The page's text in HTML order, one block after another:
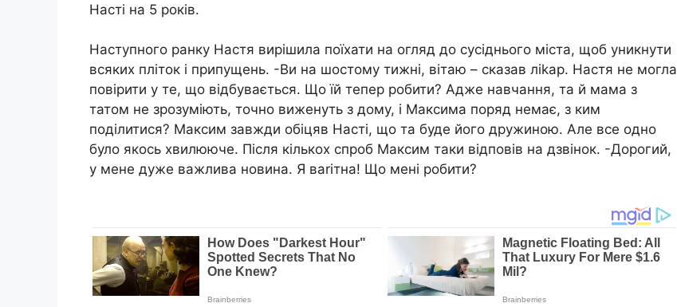
Насті на 5 років.
Наступного ранку Настя вирішила поїхати на огляд до сусіднього міста, щоб уникнути
всяких пліток і припущень. -Ви на шостому тижні, вітаю – сказав ліkар. Настя не могла
повірити у те, що відбувається. Що їй тепер робити? Адже навчання, та й мама з
татом не зрозуміють, точно виженуть з дому, і Максима поряд немає, з ким
поділитися? Максим завжди обіцяв Насті, що та буде його дружиною. Але все одно
було якось хвилююче. Після кількох спроб Максим таки відповів на дзвінок. -Дорогий,
у мене дуже важлива новина. Я ваrітна! Що мені робити?